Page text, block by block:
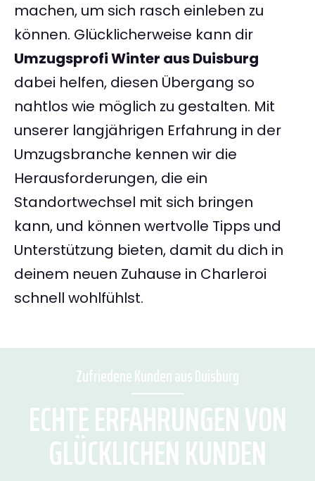
machen, um sich rasch einleben zu
können. Glücklicherweise kann dir
Umzugsprofi Winter aus Duisburg
dabei helfen, diesen Übergang so
nahtlos wie möglich zu gestalten. Mit
unserer langjährigen Erfahrung in der
Umzugsbranche kennen wir die
Herausforderungen, die ein
Standortwechsel mit sich bringen
kann, und können wertvolle Tipps und
Unterstützung bieten, damit du dich in
deinem neuen Zuhause in Charleroi
schnell wohlfühlst.
Zufriedene Kunden aus Duisburg
ECHTE ERFAHRUNGEN VON
GLÜCKLICHEN KUNDEN